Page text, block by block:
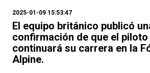
2025-01-09 15:53:47
El equipo británico publicó
confirmación de que el
continuará su carrera en la
Alpine.